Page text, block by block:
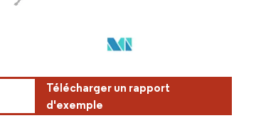
Télécharger un rapport
d'exemple